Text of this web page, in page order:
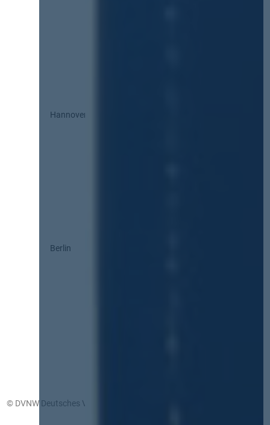
Hannover
Berlin
© DVNW Deutsches Vergabenetzwerk GmbH